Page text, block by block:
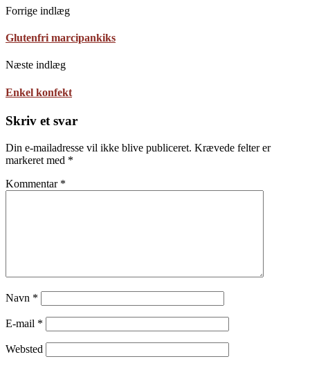
Forrige indlæg
Glutenfri marcipankiks
Næste indlæg
Enkel konfekt
Skriv et svar
Din e-mailadresse vil ikke blive publiceret. Krævede felter er
markeret med *
Kommentar *
Navn *
E-mail *
Websted